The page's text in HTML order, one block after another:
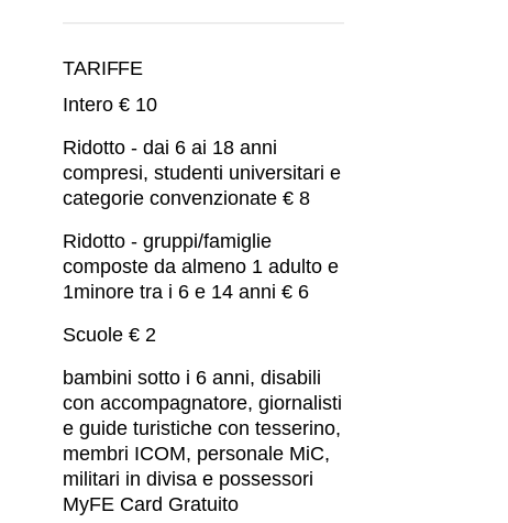
TARIFFE
Intero € 10
Ridotto - dai 6 ai 18 anni
compresi, studenti universitari e
categorie convenzionate € 8
Ridotto - gruppi/famiglie
composte da almeno 1 adulto e
1minore tra i 6 e 14 anni € 6
Scuole € 2
bambini sotto i 6 anni, disabili
con accompagnatore, giornalisti
e guide turistiche con tesserino,
membri ICOM, personale MiC,
militari in divisa e possessori
MyFE Card Gratuito